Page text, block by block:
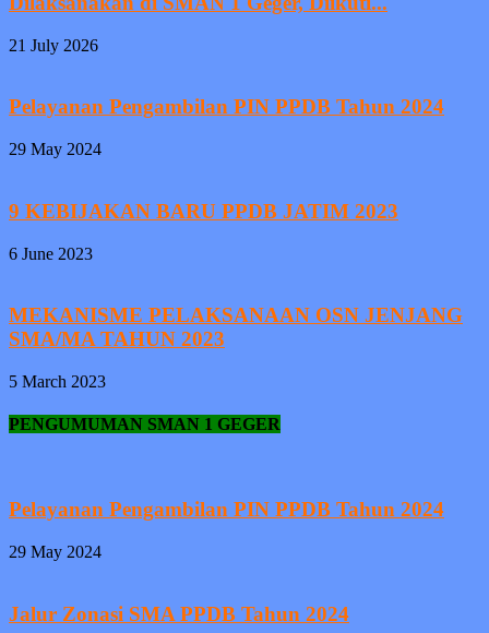
21 July 2026
Pelayanan Pengambilan PIN PPDB Tahun 2024
29 May 2024
9 KEBIJAKAN BARU PPDB JATIM 2023
6 June 2023
MEKANISME PELAKSANAAN OSN JENJANG
SMA/MA TAHUN 2023
5 March 2023
PENGUMUMAN SMAN 1 GEGER
Pelayanan Pengambilan PIN PPDB Tahun 2024
29 May 2024
Jalur Zonasi SMA PPDB Tahun 2024